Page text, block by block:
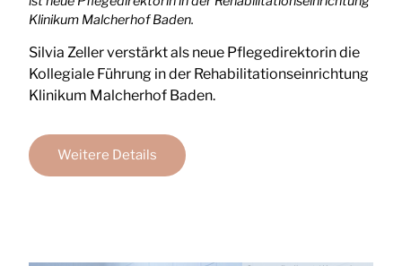
Klinikum Malcherhof Baden.
Silvia Zeller verstärkt als neue Pflegedirektorin die
Kollegiale Führung in der Rehabilitationseinrichtung
Klinikum Malcherhof Baden.
Weitere Details